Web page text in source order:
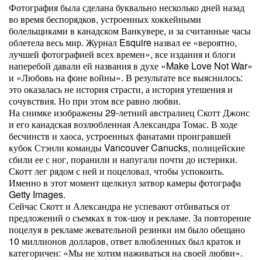
Фотография была сделана буквально несколько дней назад
во время беспорядков, устроенных хоккейными
болельщиками в канадском Ванкувере, и за считанные часы
облетела весь мир. Журнал Esquire назвал ее «вероятно,
лучшей фотографией всех времен», все издания и блоги
наперебой давали ей названия в духе «Make Love Not War»
и «Любовь на фоне войны». В результате все выяснилось:
это оказалась не история страсти, а история утешения и
сочувствия. Но при этом все равно любви.
На снимке изображены 29-летний австралиец Скотт Джонс
и его канадская возлюбленная Александра Томас. В ходе
бесчинств и хаоса, устроенных фанатами проигравшей
кубок Стэнли команды Vancouver Canucks, полицейские
сбили ее с ног, поранили и напугали почти до истерики.
Скотт лег рядом с ней и поцеловал, чтобы успокоить.
Именно в этот момент щелкнул затвор камеры фотографа
Getty Images.
Сейчас Скотт и Александра не успевают отбиваться от
предложений о съемках в ток-шоу и рекламе. За повторение
поцелуя в рекламе жевательной резинки им было обещано
10 миллионов долларов, ответ влюбленных был краток и
категоричен: «Мы не хотим наживаться на своей любви».